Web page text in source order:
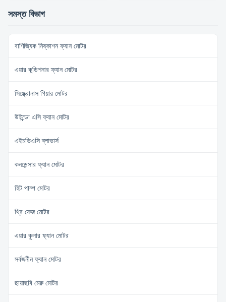
Synchronous Motor and reducer
into one of the miniature motor
সমস্ত বিভাগ
বাণিজ্যিক নিষ্কাশন ফ্যান মোটর
এয়ার কন্ডিশনার ফ্যান মোটর
সিঙ্ক্রোনাস গিয়ার মোটর
উইন্ডো এসি ফ্যান মোটর
এইচভিএসি ব্লাভার্স
কনডেন্সার ফ্যান মোটর
হিট পাম্প মোটর
থ্রি ফেজ মোটর
এয়ার কুলার ফ্যান মোটর
সর্বজনীন ফ্যান মোটর
ছায়াছবি মেরু মোটর